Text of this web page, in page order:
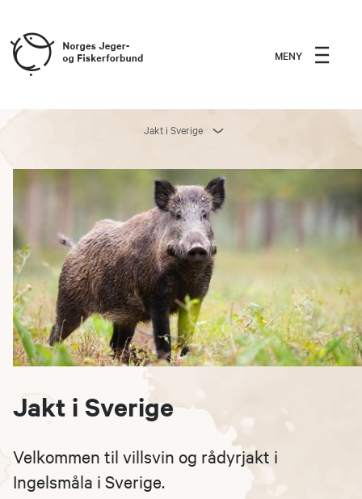
MENY
Jakt i Sverige
Jakt i Sverige
Velkommen til villsvin og rådyrjakt i
Ingelsmåla i Sverige.